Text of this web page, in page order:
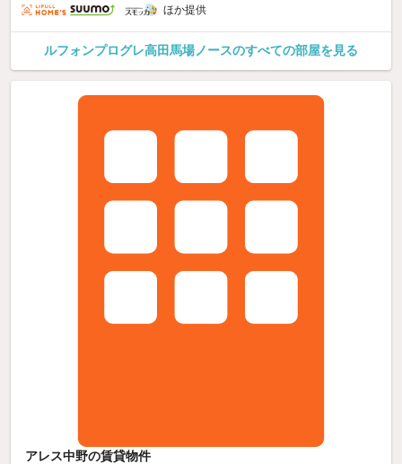
ほか提供
ルフォンプログレ高田馬場ノースのすべての部屋を見る
アレス中野の賃貸物件